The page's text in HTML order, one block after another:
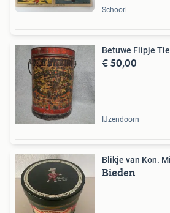
Schoorl
Betuwe Flipje Tiel
€ 50,00
IJzendoorn
Blikje van Kon.
Bieden